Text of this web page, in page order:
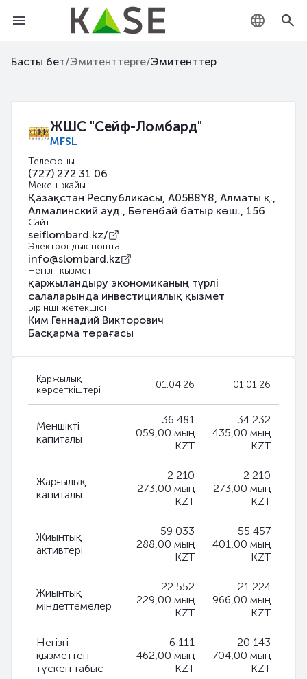
Басты бет/Эмитенттерге/Эмитенттер
ЖШС "Сейф-Ломбард"
MFSL
Телефоны
(727) 272 31 06
Мекен-жайы
Қазақстан Республикасы, A05B8Y8, Алматы қ.,
Алмалинский ауд., Бөгенбай батыр көш., 156
Сайт
seiflombard.kz/
Электрондық пошта
info@slombard.kz
Негізгі қызметі
қаржыландыру экономиканың түрлі
салаларында инвестициялық қызмет
Бірінші жетекшісі
Ким Геннадий Викторович
Басқарма төрағасы
Қаржылық
көрсеткіштері
01.04.26 01.01.26
Меншікті
капиталы
36 481
059,00 мың
KZT
34 232
435,00 мың
KZT
Жарғылық
капиталы
2 210
273,00 мың
KZT
2 210
273,00 мың
KZT
Жиынтық
активтері
59 033
288,00 мың
KZT
55 457
401,00 мың
KZT
Жиынтық
міндеттемелер
22 552
229,00 мың
KZT
21 224
966,00 мың
KZT
Негізгі
қызметтен
түскен табыс
6 111
462,00 мың
KZT
20 143
704,00 мың
KZT